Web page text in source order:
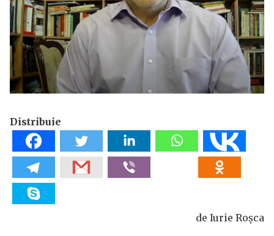
Distribuie
de Iurie Roșca